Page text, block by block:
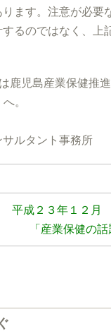
ます。注意が必要
るのではなく、上
鹿児島産業保健推
。
ルタント事務所
平成２３年１２月
「産業保健の